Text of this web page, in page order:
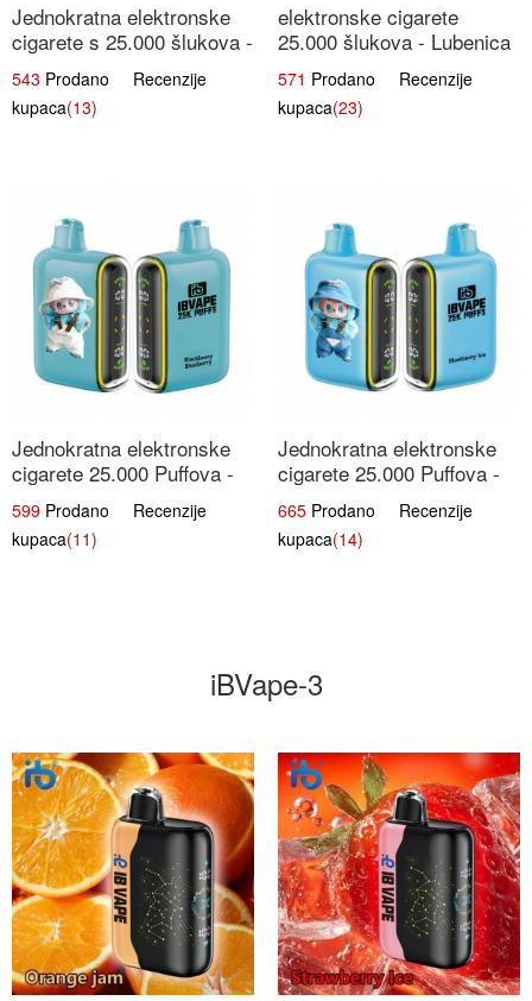
Jednokratna elektronske
cigarete s 25.000 šlukova -
Mango & Ananas |
Egzotična Voćna
Mješavina
543 Prodano Recenzije
kupaca(13)
elektronske cigarete
25.000 šlukova - Lubenica
Led | Osježavajući Ljetni
Okus
571 Prodano Recenzije
kupaca(23)
Jednokratna elektronske
cigarete 25.000 Puffova -
Kupina & Borovnica |
Šumska Voćna Mješavina
599 Prodano Recenzije
kupaca(11)
Jednokratna elektronske
cigarete 25.000 Puffova -
Jagodni Sladoled |
Kremasta Slatka Okus
665 Prodano Recenzije
kupaca(14)
iBVape-3